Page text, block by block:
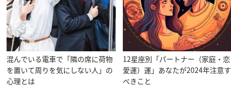
混んでいる電車で「隣の席に荷物
を置いて周りを気にしない人」の
心理とは
12星座別「パートナー（家庭・恋
愛運）運」あなたが2024年注意す
べきこと